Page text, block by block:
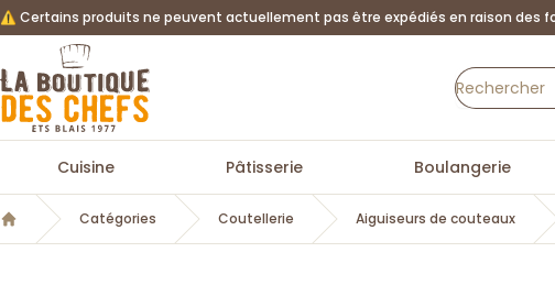
⚠️ Certains produits ne peuvent actuellement pas être expédiés en raison des
La Boutique des chefs
Cuisine Pâtisserie Boulangerie
Accueil
Catégories Coutellerie Aiguiseurs de couteaux